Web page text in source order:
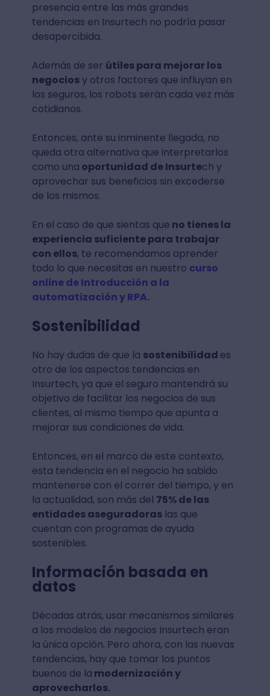
presencia entre las más grandes
tendencias en Insurtech no podría pasar
desapercibida.
Además de ser útiles para mejorar los
negociosy otros factores que influyan en
los seguros, los robots serán cada vez más
cotidianos.
Entonces, ante su inminente llegada, no
queda otra alternativa que interpretarlos
como una oportunidad de Insurtech y
aprovechar sus beneficios sin excederse
de los mismos.
En el caso de que sientas que no tienes la
experiencia suficiente para trabajar
con ellos, te recomendamos aprender
todo lo que necesitas en nuestro curso
online de Introducción a la
automatización y RPA.
Sostenibilidad
No hay dudas de que la sostenibilidad es
otro de los aspectos tendencias en
Insurtech, ya que el seguro mantendrá su
objetivo de facilitar los negocios de sus
clientes, al mismo tiempo que apunta a
mejorar sus condiciones de vida.
Entonces, en el marco de este contexto,
esta tendencia en el negocio ha sabido
mantenerse con el correr del tiempo, y en
la actualidad, son más del 75% de las
entidades aseguradoraslas que
cuentan con programas de ayuda
sostenibles.
Información basada en
datos
Décadas atrás, usar mecanismos similares
a los modelos de negocios Insurtech eran
la única opción. Pero ahora, con las nuevas
tendencias, hay que tomar los puntos
buenos de la modernización y
aprovecharlos.